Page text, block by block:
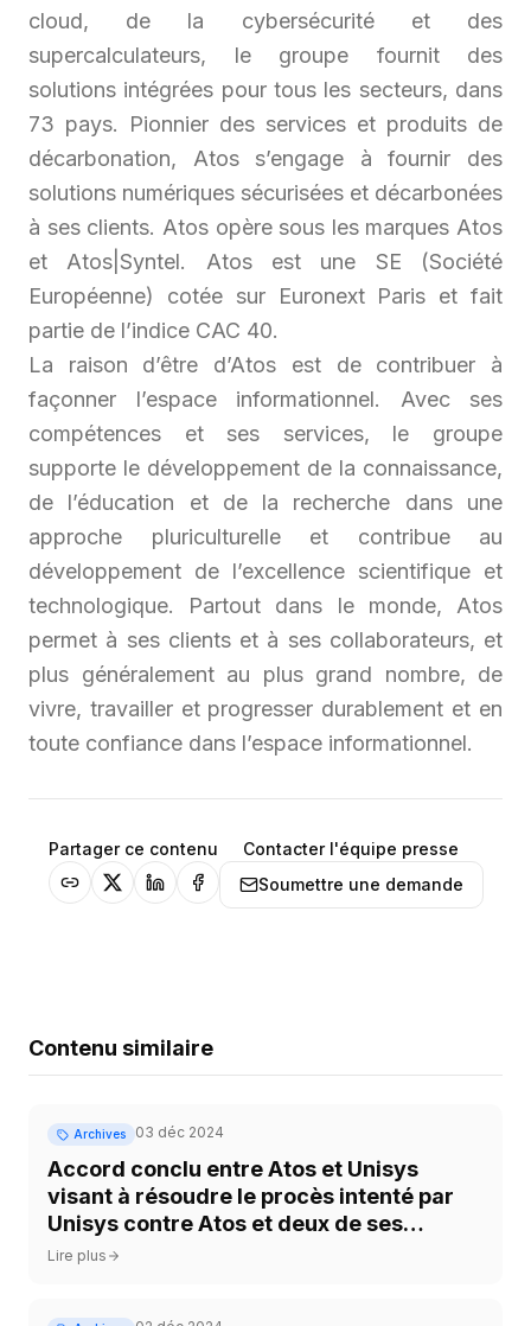
cloud, de la cybersécurité et des
supercalculateurs, le groupe fournit des
solutions intégrées pour tous les secteurs, dans
73 pays. Pionnier des services et produits de
décarbonation, Atos s’engage à fournir des
solutions numériques sécurisées et décarbonées
à ses clients. Atos opère sous les marques Atos
et Atos|Syntel. Atos est une SE (Société
Européenne) cotée sur Euronext Paris et fait
partie de l’indice CAC 40.
La raison d’être d’Atos est de contribuer à
façonner l’espace informationnel. Avec ses
compétences et ses services, le groupe
supporte le développement de la connaissance,
de l’éducation et de la recherche dans une
approche pluriculturelle et contribue au
développement de l’excellence scientifique et
technologique. Partout dans le monde, Atos
permet à ses clients et à ses collaborateurs, et
plus généralement au plus grand nombre, de
vivre, travailler et progresser durablement et en
toute confiance dans l’espace informationnel.
Partager ce contenu
Contacter l'équipe presse
Soumettre une demande
Contenu similaire
Archives 03 déc 2024
Accord conclu entre Atos et Unisys
visant à résoudre le procès intenté par
Unisys contre Atos et deux de ses
employés
Lire plus